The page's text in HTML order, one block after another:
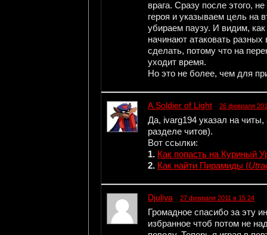
врага. Сразу после этого,
героя и указываем цель на
убираем паузу. И видим,
начинают атаковать
сделать, потому что на
уходит время.
Но это не более, чем для
A.Soldier of Light 26 февраля
Да, ivarg194 указал на читы,
разделе читов).
Вот ссылки:
1. Как попасть на Куриный
2. Как найти Пирамиды (
Djuliya 27 февраля 2011 в 15:24
Громадное спасибо за эту
избранное чтоб потом не